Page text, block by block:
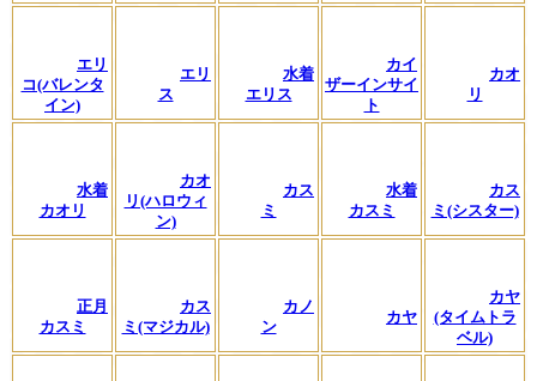
エリ
コ(バレンタ
イン)
エリ
ス
水着
エリス
カイ
ザーインサイ
ト
カオ
リ
水着
カオリ
カオ
リ(ハロウィ
ン)
カス
ミ
水着
カスミ
カス
ミ(シスター)
正月
カスミ
カス
ミ(マジカル)
カノ
ン
カヤ
カヤ
(タイムトラ
ベル)